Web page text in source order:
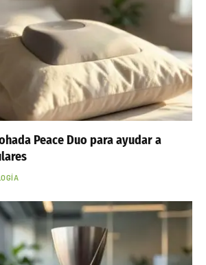
Peace Duo para ayudar a